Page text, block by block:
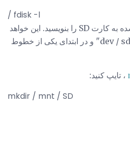
/ fdisk -l
نام دستگاه اختصاص داده شده به کارت SD را بنویسید. این خواهد
بود در فرمت شبیه به "/ dev / sdc1" و در ابتدای یکی از خطوط
، تایپ کنید:
mkdir / mnt / SD